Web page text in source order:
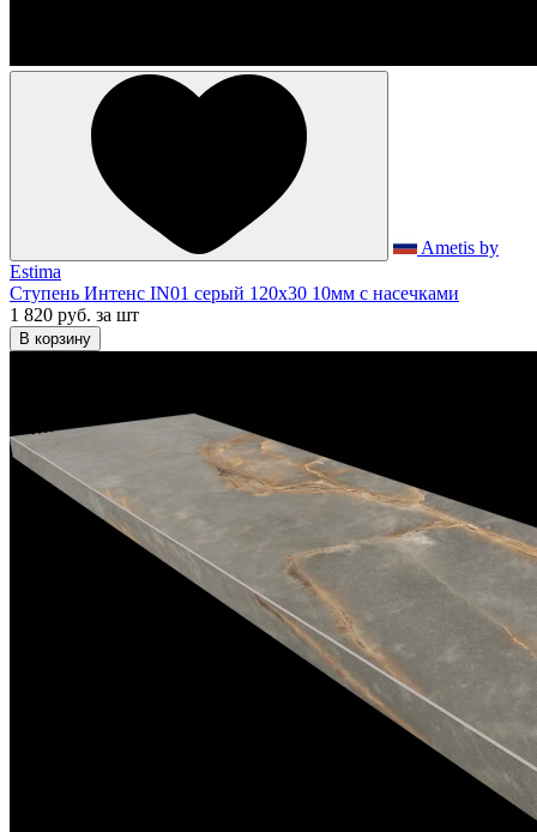
Ametis by
Estima
Ступень Интенс IN01 серый 120x30 10мм с насечками
1 820 руб. за шт
В корзину